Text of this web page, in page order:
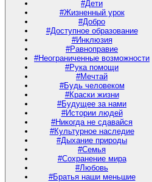
#Дети
#Жизненный урок
#Добро
#Доступное образование
#Инклюзия
#Равноправие
#Неограниченные возможности
#Рука помощи
#Мечтай
#Будь человеком
#Краски жизни
#Будущее за нами
#Истории людей
#Никогда не сдавайся
#Культурное наследие
#Дыхание природы
#Семья
#Сохранение мира
#Любовь
#Братья наши меньшие